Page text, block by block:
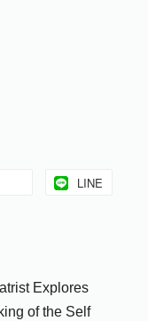
LINE
Explores
of the Self